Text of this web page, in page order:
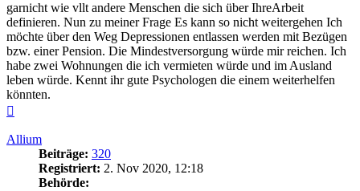
garnicht wie vllt andere Menschen die sich über IhreArbeit
definieren. Nun zu meiner Frage Es kann so nicht weitergehen Ich
möchte über den Weg Depressionen entlassen werden mit Bezügen
bzw. einer Pension. Die Mindestversorgung würde mir reichen. Ich
habe zwei Wohnungen die ich vermieten würde und im Ausland
leben würde. Kennt ihr gute Psychologen die einem weiterhelfen
könnten.
Allium
Beiträge: 320
Registriert: 2. Nov 2020, 12:18
Behörde: